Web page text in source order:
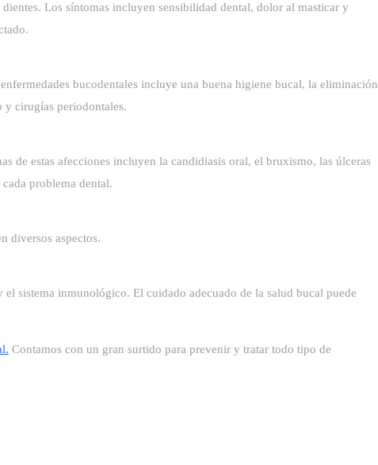
Los síntomas incluyen sensibilidad dental, dolor al masticar y
bucodentales incluye una buena higiene bucal, la eliminación
y cirugías periodontales.
de estas afecciones incluyen la candidiasis oral, el bruxismo, las úlceras
problema dental.
diversos aspectos.
sistema inmunológico. El cuidado adecuado de la salud bucal puede
. Contamos con un gran surtido para prevenir y tratar todo tipo de